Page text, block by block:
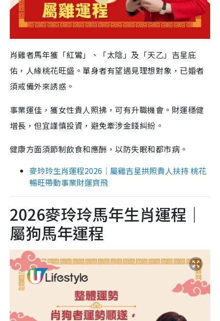
肖雞者馬年獲「紅鸞」、「太陰」及「天乙」吉星庇
佑，人緣桃花旺盛。單身者有望遇見理想對象，已婚者
須戒備外來誘惑。
事業運佳，獲女性貴人照拂，可有升職機會。財運穩健
增長，但宜謹慎投資，避免牽涉金錢糾紛。
健康方面須節制飲食和應酬，以防失眠和都市病。
麥玲玲生肖運程2026｜屬雞吉星拱照貴人扶持 桃花
暢旺帶動事業財運齊飛
2026麥玲玲馬年生肖運程｜
屬狗馬年運程